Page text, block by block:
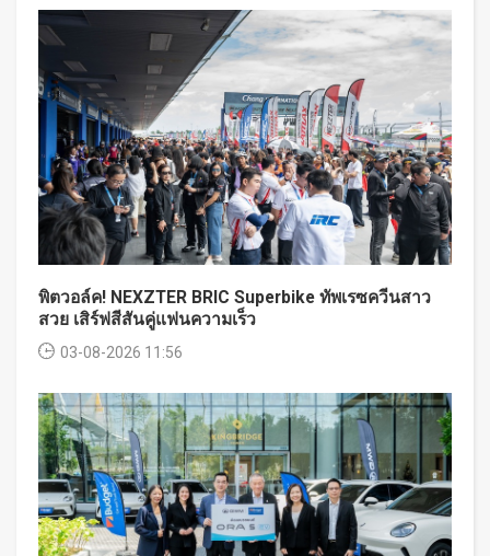
พิตวอล์ค! NEXZTER BRIC Superbike ทัพเรซควีนสาว
สวย เสิร์ฟสีสันคู่แฟนความเร็ว
03-08-2026 11:56